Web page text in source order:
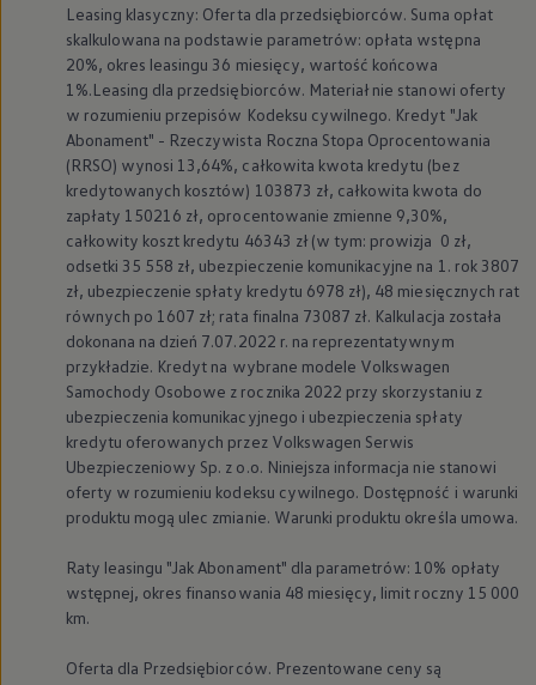
Leasing klasyczny: Oferta dla przedsiębiorców. Suma opłat
skalkulowana na podstawie parametrów: opłata wstępna
20%, okres leasingu 36 miesięcy, wartość końcowa
1%.Leasing dla przedsiębiorców. Materiał nie stanowi oferty
w rozumieniu przepisów Kodeksu cywilnego. Kredyt "Jak
Abonament" - Rzeczywista Roczna Stopa Oprocentowania
(RRSO) wynosi 13,64%, całkowita kwota kredytu (bez
kredytowanych kosztów) 103873 zł, całkowita kwota do
zapłaty 150216 zł, oprocentowanie zmienne 9,30%,
całkowity koszt kredytu 46343 zł (w tym: prowizja 0 zł,
odsetki 35 558 zł, ubezpieczenie komunikacyjne na 1. rok 3807
zł, ubezpieczenie spłaty kredytu 6978 zł), 48 miesięcznych rat
równych po 1607 zł; rata finalna 73087 zł. Kalkulacja została
dokonana na dzień 7.07.2022 r. na reprezentatywnym
przykładzie. Kredyt na wybrane modele Volkswagen
Samochody Osobowe z rocznika 2022 przy skorzystaniu z
ubezpieczenia komunikacyjnego i ubezpieczenia spłaty
kredytu oferowanych przez Volkswagen Serwis
Ubezpieczeniowy Sp. z o.o. Niniejsza informacja nie stanowi
oferty w rozumieniu kodeksu cywilnego. Dostępność i warunki
produktu mogą ulec zmianie. Warunki produktu określa umowa.
Raty leasingu "Jak Abonament" dla parametrów: 10% opłaty
wstępnej, okres finansowania 48 miesięcy, limit roczny 15 000
km.
Oferta dla Przedsiębiorców. Prezentowane ceny są